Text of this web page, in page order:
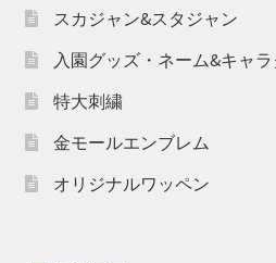
スカジャン&スタジャン
入園グッズ・ネーム&キャ
特大刺繍
金モールエンブレム
オリジナルワッペン